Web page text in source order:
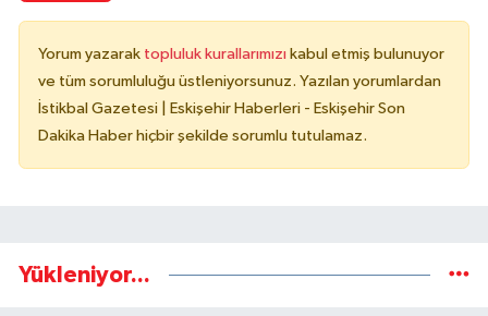
Yorum yazarak topluluk kurallarımızı kabul etmiş bulunuyor
ve tüm sorumluluğu üstleniyorsunuz. Yazılan yorumlardan
İstikbal Gazetesi | Eskişehir Haberleri - Eskişehir Son
Dakika Haber hiçbir şekilde sorumlu tutulamaz.
Yükleniyor...